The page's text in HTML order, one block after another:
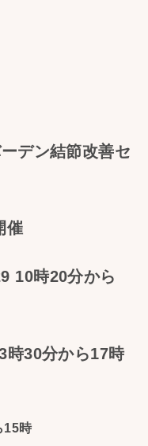
デン結節改善セ
催
10時20分から
30分から17時
時